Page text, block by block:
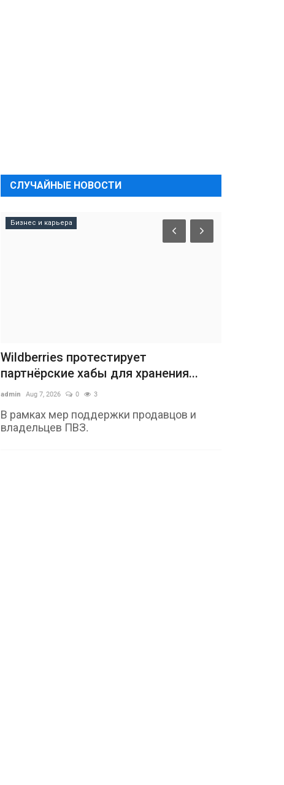
СЛУЧАЙНЫЕ НОВОСТИ
Бизнес и карьера
Wildberries протестирует
партнёрские хабы для хранения...
admin Aug 7, 2026 0 3
В рамках мер поддержки продавцов и
владельцев ПВЗ.